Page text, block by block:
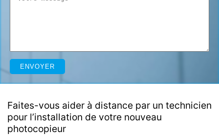
Faites-vous aider à distance par un technicien
pour l’installation de votre nouveau
photocopieur